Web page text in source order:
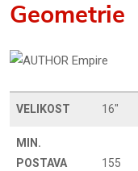
Geometrie
VELIKOST 16"
MIN.
POSTAVA
155